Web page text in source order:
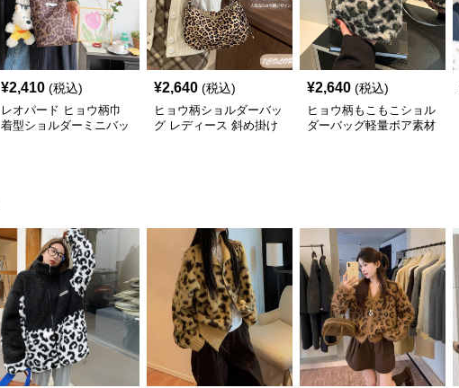
¥2,410 (税込)
レオパード ヒョウ柄巾
着型ショルダーミニバッ
¥2,640 (税込)
ヒョウ柄ショルダーバッ
グ レディース 斜め掛け
¥2,640 (税込)
ヒョウ柄もこもこショル
ダーバッグ軽量ボア素材